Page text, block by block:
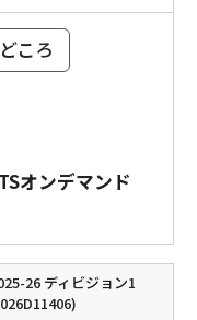
ころ
オンデマンド
26 ディビジョン1